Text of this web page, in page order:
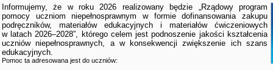
Informujemy, że w roku 2026 realizowany będzie „Rządowy program
pomocy uczniom niepełnosprawnym w formie dofinansowania zakupu
podręczników, materiałów edukacyjnych i materiałów ćwiczeniowych
w latach 2026–2028”, którego celem jest podnoszenie jakości kształcenia
uczniów niepełnosprawnych, a w konsekwencji zwiększenie ich szans
edukacyjnych.
Pomoc ta adresowana jest do uczniów: